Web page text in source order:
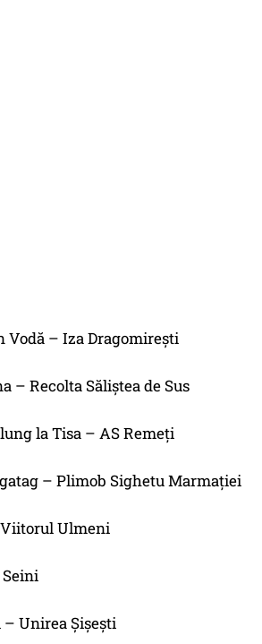
Vodă – Iza Dragomireşti
– Recolta Săliştea de Sus
la Tisa – AS Remeţi
– Plimob Sighetu Marmaţiei
Viitorul Ulmeni
Seini
– Unirea Şişeşti